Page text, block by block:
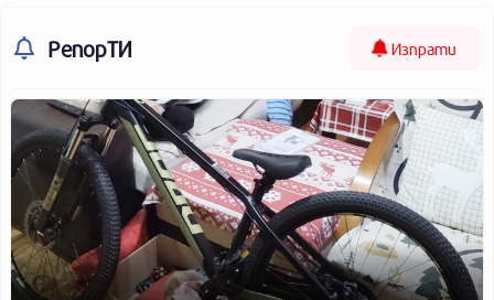
РепорТИ Изпрати